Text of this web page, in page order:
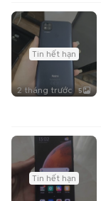
Tin hết hạn
2 tháng trước 5
Tin hết hạn